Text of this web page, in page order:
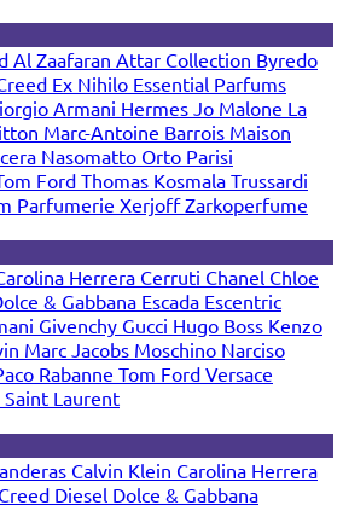
Al Zaafaran Attar Collection Byredo
Ex Nihilo Essential Parfums
Armani Hermes Jo Malone La
Marc-Antoine Barrois Maison
Nasomatto Orto Parisi
Ford Thomas Kosmala Trussardi
Parfumerie XerjoffZarkoperfume
Herrera Cerruti Chanel Chloe
& Gabbana Escada Escentric
Givenchy Gucci Hugo Boss Kenzo
Marc Jacobs Moschino Narciso
Rabanne Tom Ford Versace
Saint Laurent
Calvin Klein Carolina Herrera
Creed Diesel Dolce & Gabbana